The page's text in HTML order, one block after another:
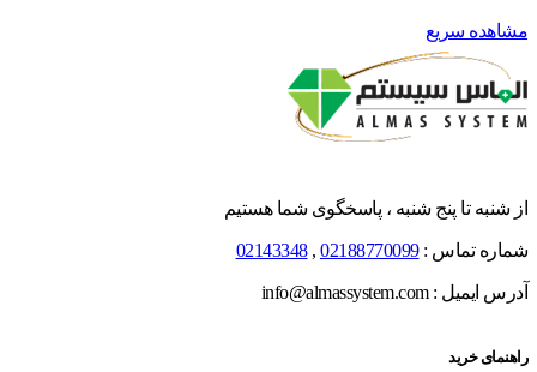
مشاهده سریع
از شنبه تا پنج شنبه ، پاسخگوی شما هستیم
شماره تماس :02188770099
,
02143348
آدرس ایمیل : info@almassystem.com
راهنمای خرید